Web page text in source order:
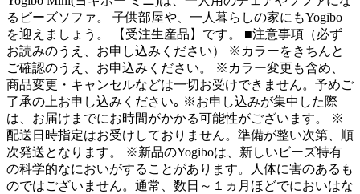
るビーズソファ。 子供部屋や、一人暮らしの家にもYogibo
を迎えましょう。 【受注生産品】です。 ■注意事項（必ず
お読みのうえ、お申し込みください） ※カラーをきちんと
ご確認のうえ、お申込みください。 ※カラー変更も含め、
商品変更・キャンセルなどは一切お受けできません。予めご
了承の上お申し込みください｡ ※お申し込みが集中した際
は、お届けまでにお時間がかかる可能性がございます。 ※
配送日時指定はお受けしておりません。準備が整い次第、順
次発送となります。 ※新品のYogiboは、新しいビーズ特有
の科学的なにおいがすることがあります。人体に害のあるも
のではございません。通常、数日～１ヵ月ほどでにおいはな